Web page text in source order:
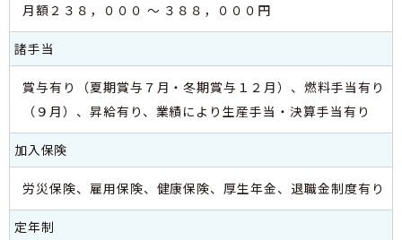
月額２３８，０００ ～ ３８８，０００円
諸手当
賞与有り（夏期賞与７月・冬期賞与１２月）、燃料手当有り
（９月）、昇給有り、業績により生産手当・決算手当有り
加入保険
労災保険、雇用保険、健康保険、厚生年金、退職金制度有り
定年制